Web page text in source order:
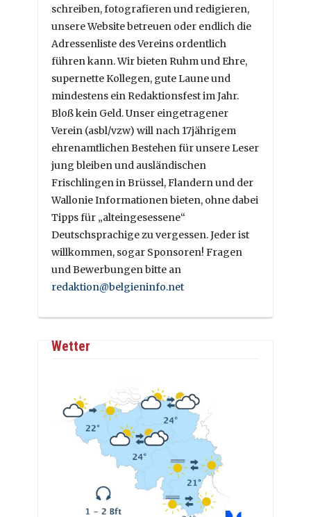
schreiben, fotografieren und redigieren,
unsere Website betreuen oder endlich die
Adressenliste des Vereins ordentlich
führen kann. Wir bieten Ruhm und Ehre,
supernette Kollegen, gute Laune und
mindestens ein Redaktionsfest im Jahr.
Bloß kein Geld. Unser eingetragener
Verein (asbl/vzw) will nach 17jährigem
ehrenamtlichen Bestehen für unsere Leser
jung bleiben und ausländischen
Frischlingen in Brüssel, Flandern und der
Wallonie Informationen bieten, ohne dabei
Tipps für „alteingesessene“
Deutschsprachige zu vergessen. Jeder ist
willkommen, sogar Sponsoren! Fragen
und Bewerbungen bitte an
redaktion@belgieninfo.net
Wetter